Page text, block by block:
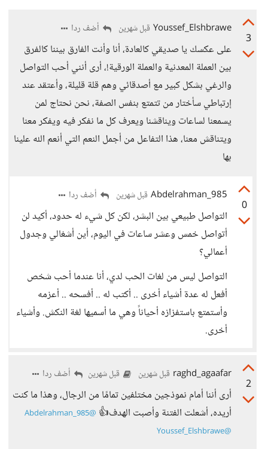
3
Youssef_Elshbrawe قبل شهرين أضف ردا
على عكسك يا صديقي كالعادة، أنا وأنت الفارق بيننا كالفرق
بين العملة المعدنية والعملة الورقية!، أرى أنني أحب التواصل
والرغي بشكل كبير مع أصدقائي وهم قلة قليلة، وأعتقد عند
إرتباطي سأختار من تتمتع بنفس الصفة، نحن نحتاج لمن
يسمعنا لساعات ويناقشنا ويعرف كل ما نفكر فيه ويفكر معنا
ويتناقش معنا، هذا التفاعل من أجمل النعم التي أنعم الله علينا
بها
0
Abdelrahman_985 قبل شهرين أضف ردا
التواصل طبيعي بين البشر، لكن كل شيء له حدود، أكيد لن
أتواصل خمس وعشر ساعات في اليوم، أين أشغالي وجدول
أعمالي؟
التواصل ليس من لغات الحب لدي، أنا عندما أحب شخص
أفعل له عدة أشياء أخرى .. أكتب له .. أفسحه .. أعزمه
وأستمتع باستفزازه أحياناً وهي ما أسميها لغة النكش. وأشياء
أخرى.
2
raghd_agaafar قبل شهرين قبل شهرين أضف ردا
أرى أننا أمام نموذجين مختلفين تمامًا من الرجال، وهذا ما كنت
أريده، أشعلت الفتنة وأصبت الهدف👍 @Abdelrahman_985
@Youssef_Elshbrawe